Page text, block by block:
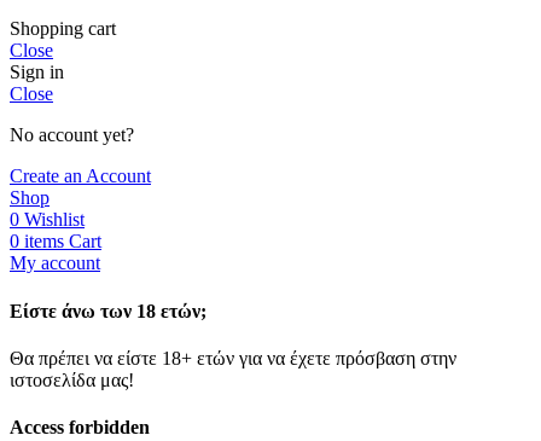
Shopping cart
Close
Sign in
Close
No account yet?
Create an Account
Shop
0 Wishlist
0 items Cart
My account
Είστε άνω των 18 ετών;
Θα πρέπει να είστε 18+ ετών για να έχετε πρόσβαση στην
ιστοσελίδα μας!
Access forbidden